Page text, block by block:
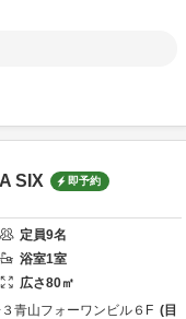
SIX 即予約
定員9名
浴室1室
広さ80㎡
青山フォーワンビル６F
目